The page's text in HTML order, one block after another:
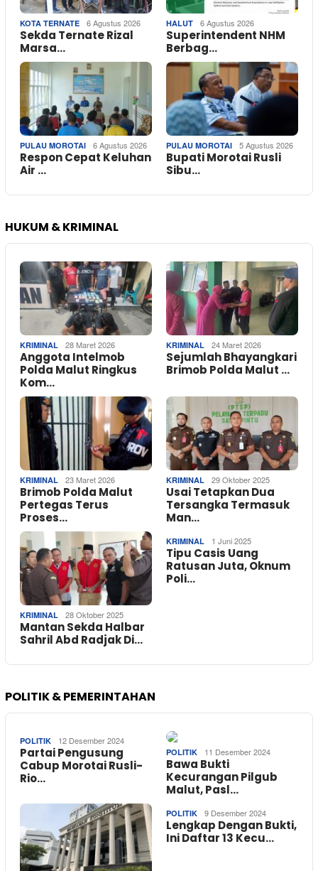
KOTA TERNATE 6 Agustus 2026
Sekda Ternate Rizal
Marsa…
HALUT 6 Agustus 2026
Superintendent NHM
Berbag…
PULAU MOROTAI 6 Agustus 2026
Respon Cepat Keluhan
Air …
PULAU MOROTAI 5 Agustus 2026
Bupati Morotai Rusli
Sibu…
HUKUM & KRIMINAL
KRIMINAL 28 Maret 2026
Anggota Intelmob
Polda Malut Ringkus
Kom…
KRIMINAL 24 Maret 2026
Sejumlah Bhayangkari
Brimob Polda Malut …
KRIMINAL 23 Maret 2026
Brimob Polda Malut
Pertegas Terus
Proses…
KRIMINAL 29 Oktober 2025
Usai Tetapkan Dua
Tersangka Termasuk
Man…
KRIMINAL 28 Oktober 2025
Mantan Sekda Halbar
Sahril Abd Radjak Di…
KRIMINAL 1 Juni 2025
Tipu Casis Uang
Ratusan Juta, Oknum
Poli…
POLITIK & PEMERINTAHAN
POLITIK 12 Desember 2024
Partai Pengusung
Cabup Morotai Rusli-
Rio…
POLITIK 11 Desember 2024
Bawa Bukti
Kecurangan Pilgub
Malut, Pasl…
POLITIK 9 Desember 2024
Lengkap Dengan Bukti,
Ini Daftar 13 Kecu…